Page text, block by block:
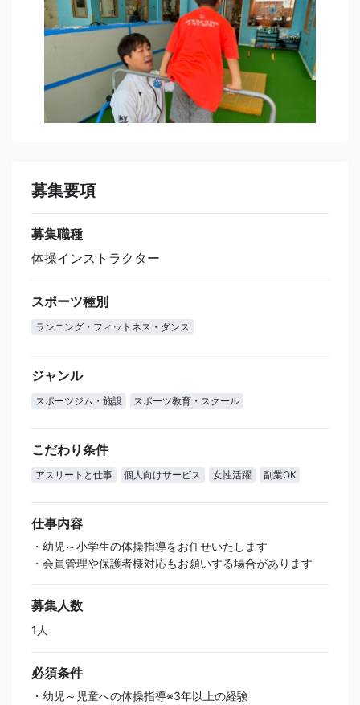
募集要項
募集職種
体操インストラクター
スポーツ種別
ランニング・フィットネス・ダンス
ジャンル
スポーツジム・施設 スポーツ教育・スクール
こだわり条件
アスリートと仕事 個人向けサービス 女性活躍 副業OK
仕事内容
・幼児～小学生の体操指導をお任せいたします
・会員管理や保護者様対応もお願いする場合があります
募集人数
1人
必須条件
・幼児～児童への体操指導※3年以上の経験